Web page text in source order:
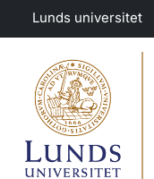
Hoppa till
Lunds universitet